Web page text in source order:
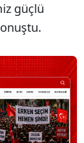
güçlü